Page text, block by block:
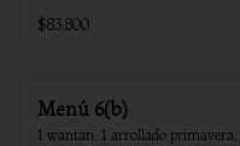
$83.800
Menú 6(b)
1 wantan, 1 arrollado primavera,